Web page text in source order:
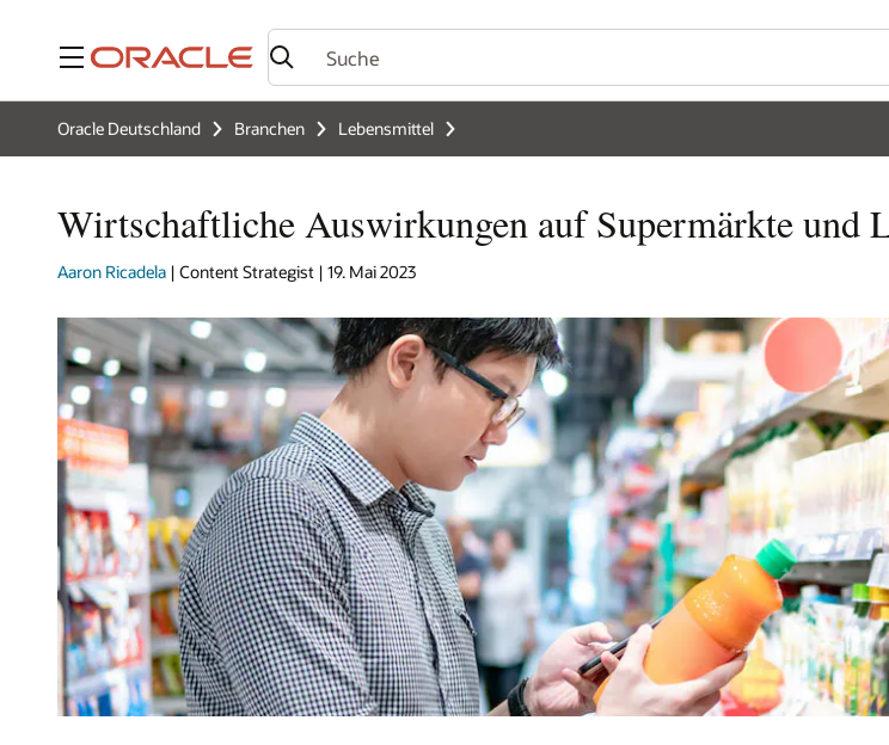
Menü
Oracle Deutschland Branchen Lebensmittel
Wirtschaftliche Auswirkungen auf Supermärkte und
Aaron Ricadela | Content Strategist | 19. Mai 2023